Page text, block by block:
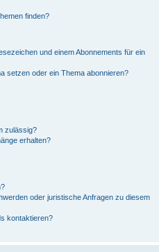
finden?
und einem Abonnements für ein
setzen oder ein Thema abonnieren?
zulässig?
erhalten?
oder juristische Anfragen zu diesem
kontaktieren?